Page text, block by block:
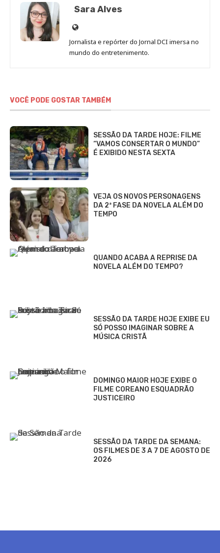
Sara Alves
Site
de
Sara
Jornalista e repórter do Jornal DCI imersa no
mundo do entretenimento.
VOCÊ PODE GOSTAR TAMBÉM
SESSÃO DA TARDE HOJE: FILME
“VAMOS CONSERTAR O MUNDO”
É EXIBIDO NESTA SEXTA
VEJA OS NOVOS PERSONAGENS
DA 2ª FASE DA NOVELA ALÉM DO
TEMPO
QUANDO ACABA A REPRISE DA
NOVELA ALÉM DO TEMPO?
SESSÃO DA TARDE HOJE EXIBE EU
SÓ POSSO IMAGINAR SOBRE A
MÚSICA CRISTÃ
DOMINGO MAIOR HOJE EXIBE O
FILME COREANO ESQUADRÃO
JUSTICEIRO
SESSÃO DA TARDE DA SEMANA:
OS FILMES DE 3 A 7 DE AGOSTO DE
2026